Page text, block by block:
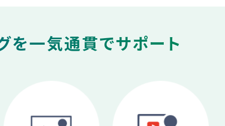
一気通貫でサポート